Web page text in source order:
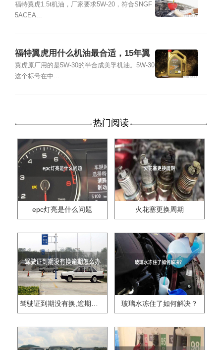
5t加多少升机油
福特翼虎1.5t机油，厂家要求5W-20，符合SNGF
5ACEA...
福特翼虎用什么机油最合适，15年翼
虎机油保养归零
翼虎原厂用的是5W-30的半合成美孚机油。5W-30
这个标号在中...
热门阅读
epc灯亮是什么问题 火花塞更换周期
驾驶证到期没有换,逾期怎么办?? 玻璃水冻住了如何解决？